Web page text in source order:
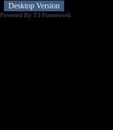
Desktop Version
Powered By T3 Framework